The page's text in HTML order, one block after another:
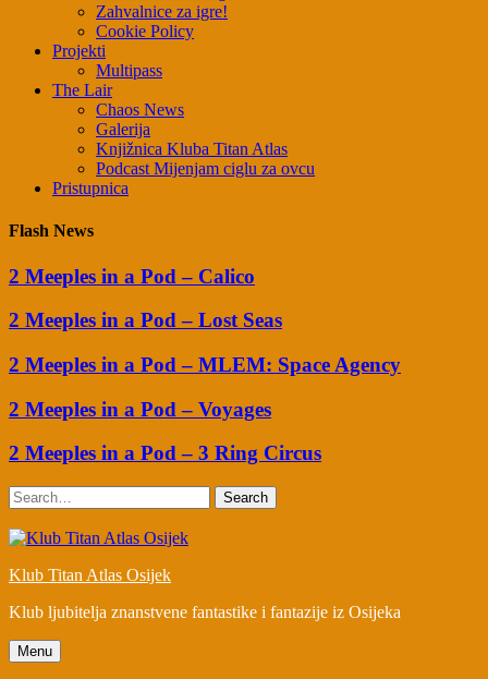
Zahvalnice za igre!
Cookie Policy
Projekti
Multipass
The Lair
Chaos News
Galerija
Knjižnica Kluba Titan Atlas
Podcast Mijenjam ciglu za ovcu
Pristupnica
Flash News
2 Meeples in a Pod – Calico
2 Meeples in a Pod – Lost Seas
2 Meeples in a Pod – MLEM: Space Agency
2 Meeples in a Pod – Voyages
2 Meeples in a Pod – 3 Ring Circus
Search
Klub Titan Atlas Osijek
Klub ljubitelja znanstvene fantastike i fantazije iz Osijeka
Menu